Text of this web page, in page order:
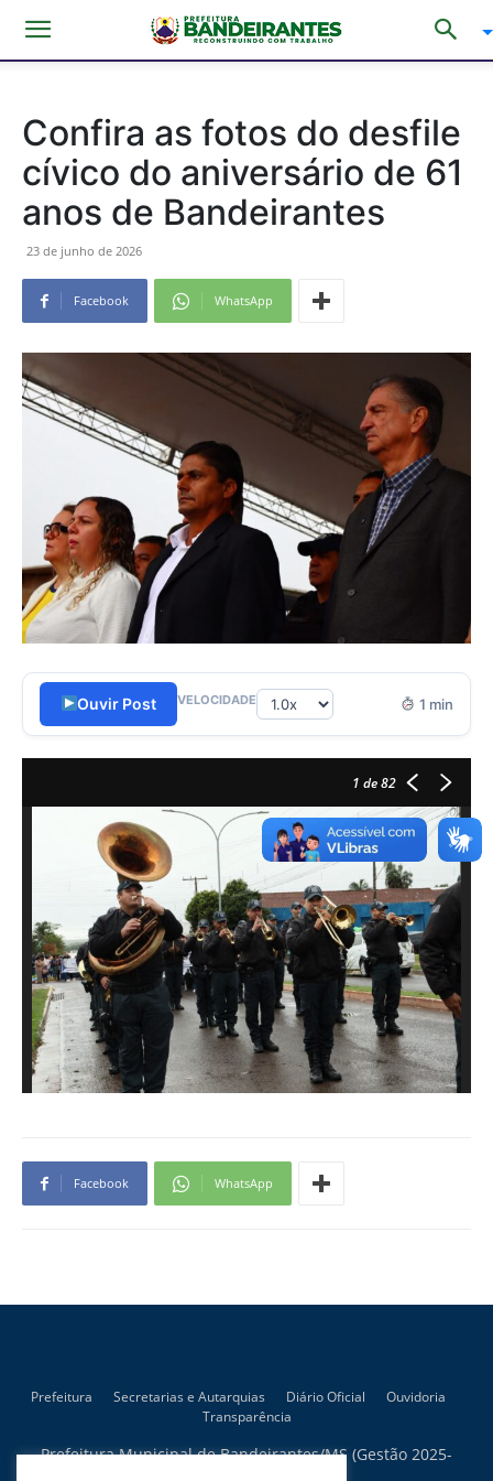
Confira as fotos do desfile
cívico do aniversário de 61
anos de Bandeirantes
23 de junho de 2026
Facebook WhatsApp
Ouvir Post VELOCIDADE 1 min
1 de 82
Facebook WhatsApp
Prefeitura Secretarias e Autarquias Diário Oficial
Ouvidoria
Transparência
Prefeitura Municipal de Bandeirantes/MS (Gestão 2025-